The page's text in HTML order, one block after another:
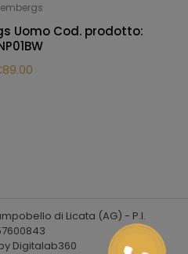
Uomo Cod. prodotto:
89.00
di Licata (AG) - P.I.
Digitalab360